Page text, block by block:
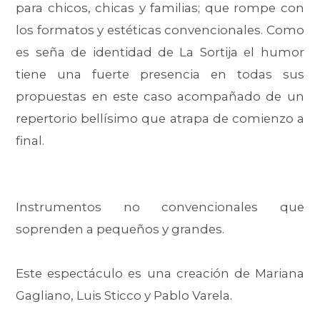
para chicos, chicas y familias; que rompe con
los formatos y estéticas convencionales. Como
es seña de identidad de La Sortija el humor
tiene una fuerte presencia en todas sus
propuestas en este caso acompañado de un
repertorio bellísimo que atrapa de comienzo a
final.
Instrumentos no convencionales que
soprenden a pequeños y grandes.
Este espectáculo es una creación de Mariana
Gagliano, Luis Sticco y Pablo Varela.